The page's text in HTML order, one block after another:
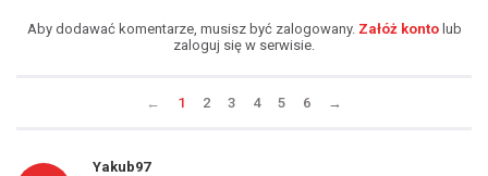
Aby dodawać komentarze, musisz być zalogowany. Załóż kontolub
zaloguj się w serwisie.
← 1 2 3 4 5 6 →
Yakub97